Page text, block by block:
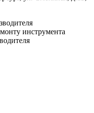
инструмента